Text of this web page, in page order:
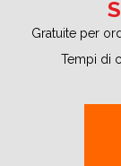
Gratuite per
Tempi di